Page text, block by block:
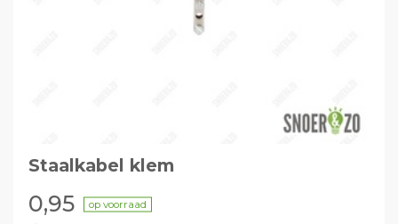
Staalkabel klem
0,95 op voorraad